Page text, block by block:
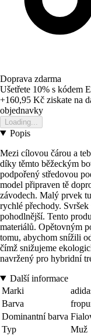
Doprava zdarma
Ušetřete 10% s kódem
+160,95 Kč ziskate na
objednavky
Loading...
Popis
Mezi cílovou čárou a
díky těmto běžeckým
podpořený středovou
model připraven tě
závodech. Malý prvek
rychlé přechody.
pohodlnější. Tento
materiálů. Opětovným
tomu, abychom snížili
čímž snižujeme
navržený pro hybridní
Další informace
Marki
Barva
Dominantní barva
Typ
Muž